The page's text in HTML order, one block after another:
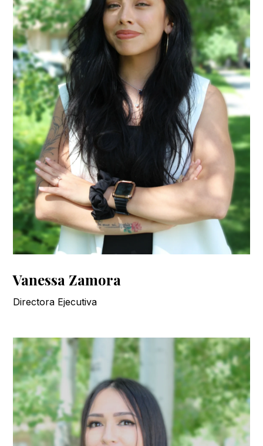
Vanessa Zamora
Directora Ejecutiva